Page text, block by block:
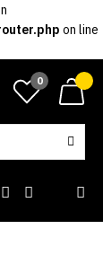
on line
0